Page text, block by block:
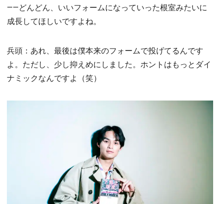
――どんどん、いいフォームになっていった根室みたいに
成長してほしいですよね。
兵頭：あれ、最後は僕本来のフォームで投げてるんです
よ。ただし、少し抑えめにしました。ホントはもっとダイ
ナミックなんですよ（笑）